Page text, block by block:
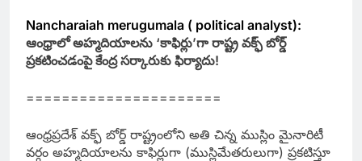
Nancharaiah merugumala ( political analyst):
ఆంధ్రాలో అహ్మదియాలను ‘కాఫిర్లు’గా రాష్ట్ర వక్ఫ్‌ బోర్డ్‌
ప్రకటించడంపై కేంద్ర సర్కారుకు ఫిర్యాదు!
======================
ఆంధ్రప్రదేశ్‌ వక్ఫ్‌ బోర్డ్‌ రాష్ట్రంలోని అతి చిన్న ముస్లిం మైనారిటీ
వర్గం అహ్మదియాలను కాఫిర్లుగా (ముస్లిమేతరులుగా) ప్రకటిస్తూ